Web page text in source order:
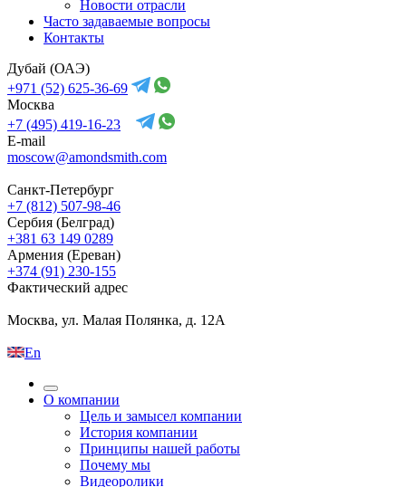
Новости отрасли
Часто задаваемые вопросы
Контакты
Дубай (ОАЭ)
+971 (52) 625-36-69
Москва
+7 (495) 419-16-23
E-mail
moscow@amondsmith.com
Санкт-Петербург
+7 (812) 507-98-46
Сербия (Белград)
+381 63 149 0289
Армения (Ереван)
+374 (91) 230-155
Фактический адрес
Москва, ул. Малая Полянка, д. 12А
En
О компании
Цель и замысел компании
История компании
Принципы нашей работы
Почему мы
Видеоролики